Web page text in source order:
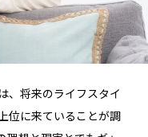
、将来のライフスタイ
位に来ていることが調